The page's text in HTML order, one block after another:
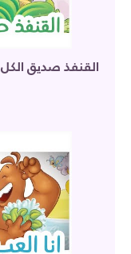
القنفذ صديق الكل